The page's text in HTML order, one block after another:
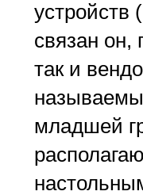
устройств
связан он,
так и
младшей